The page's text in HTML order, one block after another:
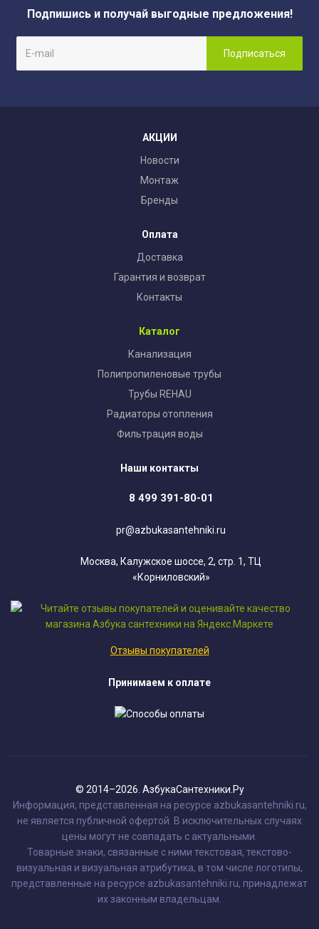
Подпишись и получай выгодные предложения!
АКЦИИ
Новости
Монтаж
Бренды
Оплата
Доставка
Гарантия и возврат
Контакты
Каталог
Канализация
Полипропиленовые трубы
Трубы REHAU
Радиаторы отопления
Фильтрация воды
Наши контакты
8 499 391-80-01
pr@azbukasantehniki.ru
Москва, Калужское шоссе, 2, стр. 1, ТЦ
«Корниловский»
Отзывы покупателей
Принимаем к оплате
© 2014–2026. АзбукаСантехники.Ру
Информация, представленная на ресурсе azbukasantehniki.ru,
не является публичной офертой. В исключительных случаях
цены могут не совпадать с актуальными.
Товарные знаки, связанные с ними текстовая, текстово-
визуальная и визуальная атрибутика, в том числе логотипы,
представленные на ресурсе azbukasantehniki.ru, принадлежат
их законным владельцам.